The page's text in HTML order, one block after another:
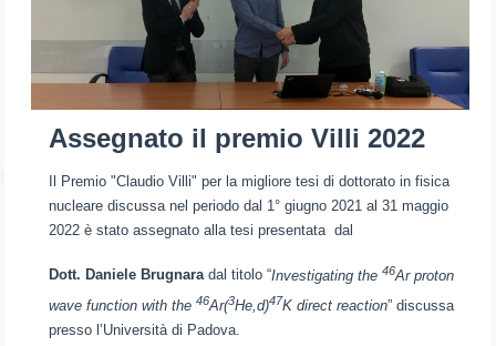
Assegnato il premio Villi 2022
Il Premio "Claudio Villi" per la migliore tesi di dottorato in fisica
nucleare discussa nel periodo dal 1° giugno 2021 al 31 maggio
2022 è stato assegnato alla tesi presentata dal
Dott. Daniele Brugnaradal titolo “Investigating the46Ar proton
wave function with the46Ar(3He,d)47K direct reaction” discussa
presso l’Università di Padova.